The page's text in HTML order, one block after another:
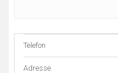
Telefon
Adresse